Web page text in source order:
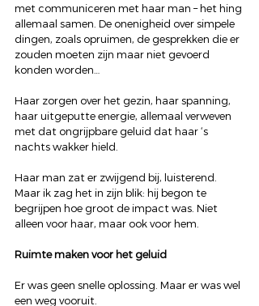
met communiceren met haar man – het hing
allemaal samen. De onenigheid over simpele
dingen, zoals opruimen, de gesprekken die er
zouden moeten zijn maar niet gevoerd
konden worden…
Haar zorgen over het gezin, haar spanning,
haar uitgeputte energie, allemaal verweven
met dat ongrijpbare geluid dat haar ‘s
nachts wakker hield.
Haar man zat er zwijgend bij, luisterend.
Maar ik zag het in zijn blik: hij begon te
begrijpen hoe groot de impact was. Niet
alleen voor haar, maar ook voor hem.
Ruimte maken voor het geluid
Er was geen snelle oplossing. Maar er was wel
een weg vooruit.